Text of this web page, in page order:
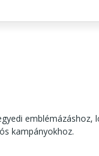
emblémázáshoz,
kampányokhoz.